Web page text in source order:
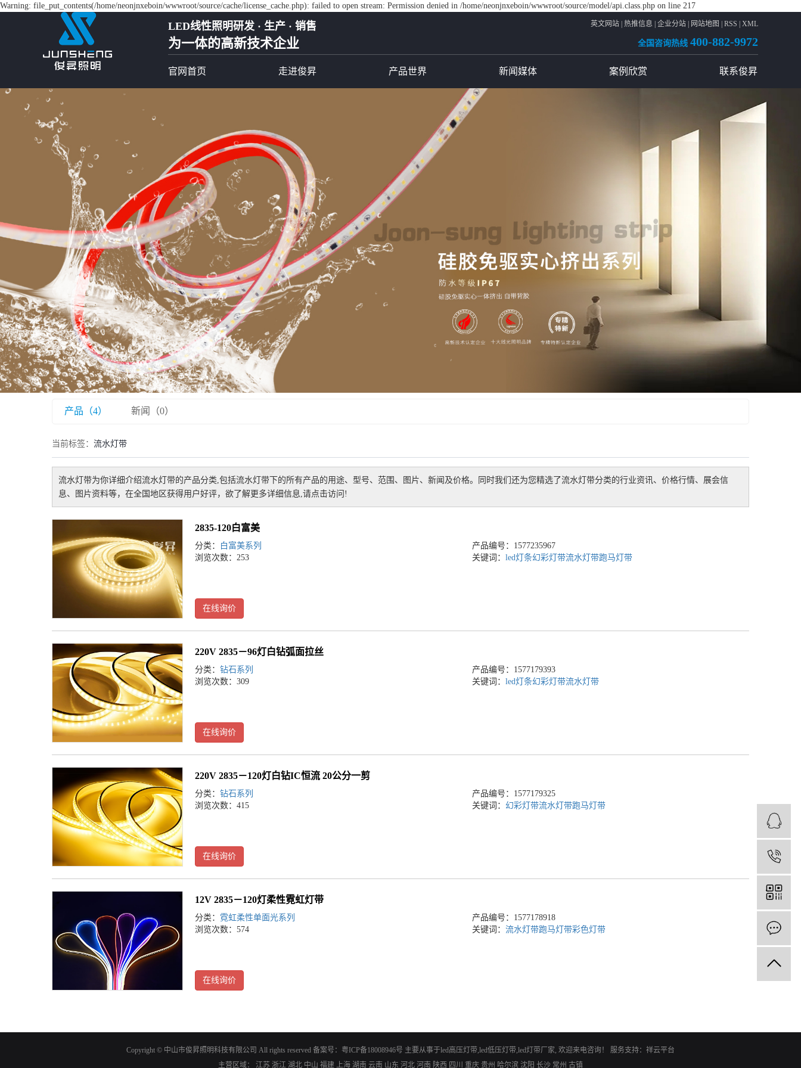
Warning: file_put_contents(/home/neonjnxeboin/wwwroot/source/cache/license_cache.php): failed to open stream: Permission denied in /home/neonjnxeboin/wwwroot/source/model/api.class.php on line 217
LED线性照明研发 · 生产 · 销售
为一体的高新技术企业
英文网站 热推信息 企业分站 网站地图 RSS XML
全国咨询热线 400-882-9972
官网首页 走进俊昇 产品世界 新闻媒体 案例欣赏 联系俊昇
产品（4） 新闻（0）
当前标签： 流水灯带
流水灯带为你详细介绍流水灯带的产品分类,包括流水灯带 下的所有产品的用途、型号、范围、图片、新闻及价格。同时我们还为您精选了流水灯带分类的行业资讯、价格行情、展会信
息、图片资料等，在全国地区获得用户好评，欲了解更多详细信息,请点击访问!
2835-120白富美
分类： 白富美系列
产品编号：1577235967
浏览次数：253
关键词： led灯条幻彩灯带流水灯带跑马灯带
在线询价
220V 2835－96灯白钻弧面拉丝
分类： 钻石系列
产品编号：1577179393
浏览次数：309
关键词： led灯条幻彩灯带流水灯带
在线询价
220V 2835－120灯白钻IC恒流 20公分一剪
分类： 钻石系列
产品编号：1577179325
浏览次数：415
关键词： 幻彩灯带流水灯带跑马灯带
在线询价
12V 2835－120灯柔性霓虹灯带
分类： 霓虹柔性单面光系列
产品编号：1577178918
浏览次数：574
关键词： 流水灯带跑马灯带彩色灯带
在线询价
Copyright © 中山市俊昇照明科技有限公司 All rights reserved 备案号： 粤ICP备18008946号 主要从事于led高压灯带,led低压灯带,led灯带厂家, 欢迎来电咨询！ 服务支持： 祥云平台
主营区域： 江苏 浙江 湖北 中山 福建 上海 湖南 云南 山东 河北 河南 陕西 四川 重庆 贵州 哈尔滨 沈阳 长沙 常州 古镇